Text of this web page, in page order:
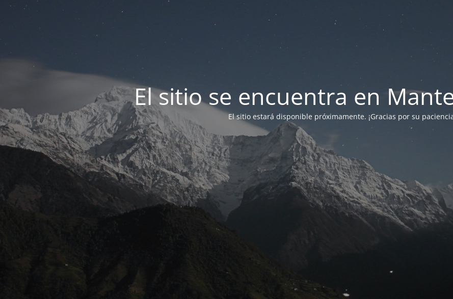
El sitio se encuentra en
El sitio estará disponible próximamente. ¡Gracias por su